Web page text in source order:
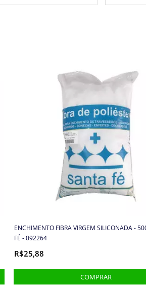
ENCHIMENTO FIBRA VIRGEM SILICONADA -
FÉ - 092264
R$25,88